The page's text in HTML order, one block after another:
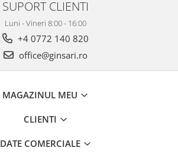
SUPORT CLIENTI
Luni - Vineri 8:00 - 16:00
+4 0772 140 820
office@ginsari.ro
MAGAZINUL MEU
CLIENTI
DATE COMERCIALE